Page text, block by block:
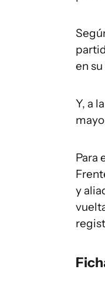
en
Y, a
Para
y